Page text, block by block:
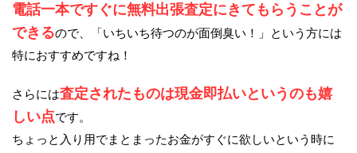
電話一本ですぐに無料出張査定にきてもらうことが
できるので、「いちいち待つのが面倒臭い！」という方には
特におすすめですね！
さらには査定されたものは現金即払いというのも嬉
しい点です。
ちょっと入り用でまとまったお金がすぐに欲しいという時に